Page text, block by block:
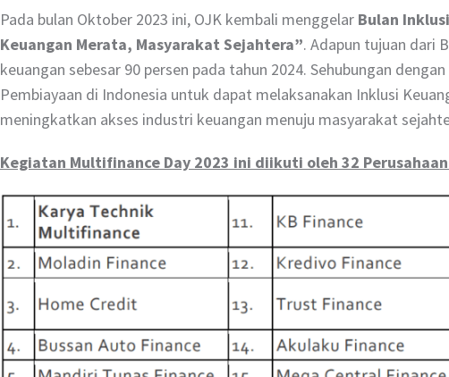
Pada bulan Oktober 2023 ini, OJK kembali menggelar Bulan
Keuangan Merata, Masyarakat Sejahtera”. Adapun tujuan dari
keuangan sebesar 90 persen pada tahun 2024. Sehubungan
Pembiayaan di Indonesia untuk dapat melaksanakan Inklusi
meningkatkan akses industri keuangan menuju masyarakat
Kegiatan Multifinance Day 2023 ini diikuti oleh 32